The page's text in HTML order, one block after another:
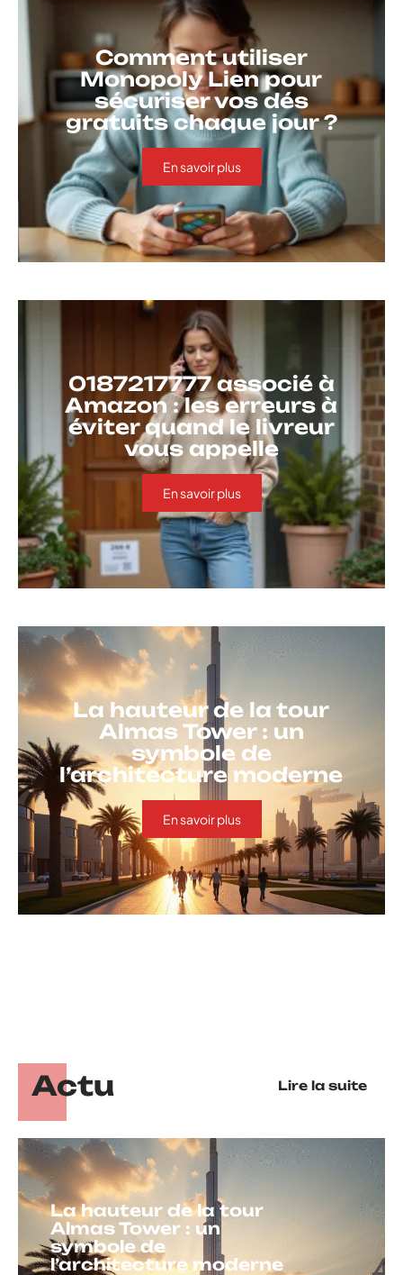
Comment utiliser
Monopoly Lien pour
sécuriser vos dés
gratuits chaque jour ?
En savoir plus
0187217777 associé à
Amazon : les erreurs à
éviter quand le livreur
vous appelle
En savoir plus
La hauteur de la tour
Almas Tower : un
symbole de
l’architecture moderne
En savoir plus
Actu Lire la suite
La hauteur de la tour
Almas Tower : un
symbole de
l’architecture moderne